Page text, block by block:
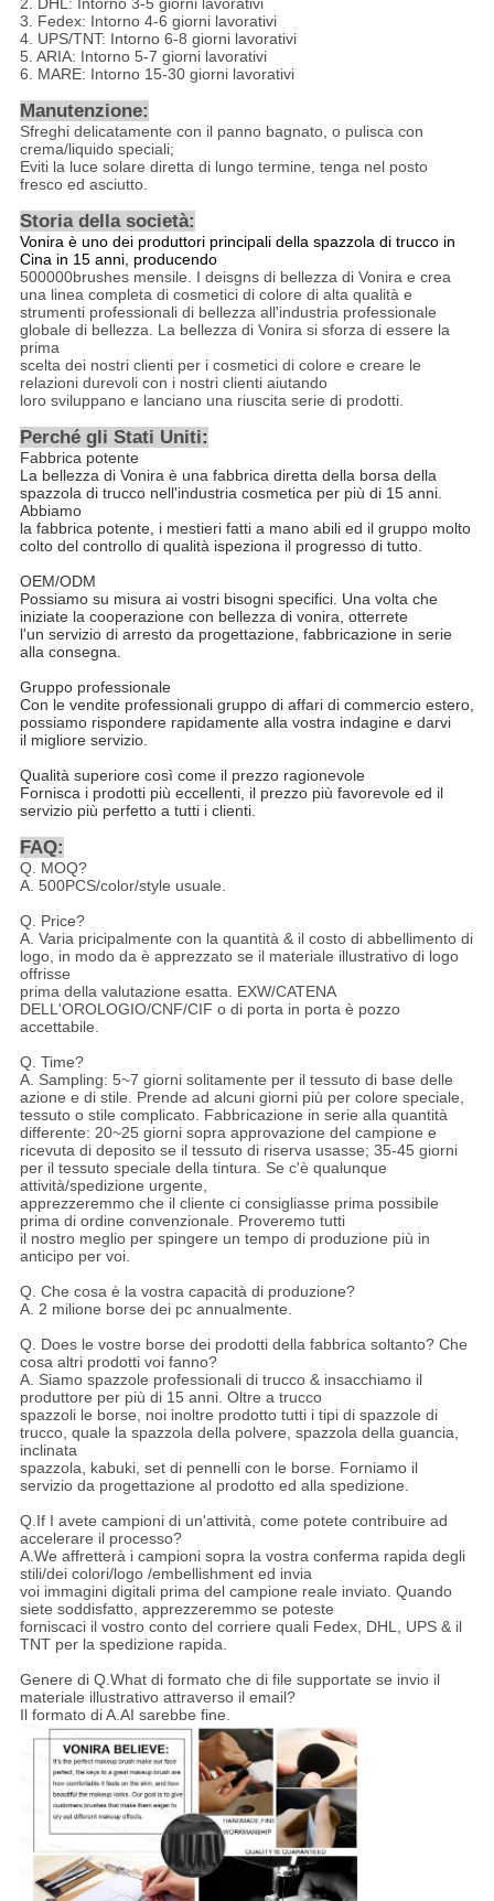
3. Fedex: Intorno 4-6 giorni lavorativi
4. UPS/TNT: Intorno 6-8 giorni lavorativi
5. ARIA: Intorno 5-7 giorni lavorativi
6. MARE: Intorno 15-30 giorni lavorativi
Manutenzione:
Sfreghi delicatamente con il panno bagnato, o pulisca con
crema/liquido speciali;
Eviti la luce solare diretta di lungo termine, tenga nel posto
fresco ed asciutto.
Storia della società:
Vonira è uno dei produttori principali della spazzola di trucco in
Cina in 15 anni, producendo
500000brushes mensile. I deisgns di bellezza di Vonira e crea
una linea completa di cosmetici di colore di alta qualità e
strumenti professionali di bellezza all'industria professionale
globale di bellezza. La bellezza di Vonira si sforza di essere la
prima
scelta dei nostri clienti per i cosmetici di colore e creare le
relazioni durevoli con i nostri clienti aiutando
loro sviluppano e lanciano una riuscita serie di prodotti.
Perché gli Stati Uniti:
Fabbrica potente
La bellezza di Vonira è una fabbrica diretta della borsa della
spazzola di trucco nell'industria cosmetica per più di 15 anni.
Abbiamo
la fabbrica potente, i mestieri fatti a mano abili ed il gruppo molto
colto del controllo di qualità ispeziona il progresso di tutto.
OEM/ODM
Possiamo su misura ai vostri bisogni specifici. Una volta che
iniziate la cooperazione con bellezza di vonira, otterrete
l'un servizio di arresto da progettazione, fabbricazione in serie
alla consegna.
Gruppo professionale
Con le vendite professionali gruppo di affari di commercio estero,
possiamo rispondere rapidamente alla vostra indagine e darvi
il migliore servizio.
Qualità superiore così come il prezzo ragionevole
Fornisca i prodotti più eccellenti, il prezzo più favorevole ed il
servizio più perfetto a tutti i clienti.
FAQ:
Q. MOQ?
A. 500PCS/color/style usuale.
Q. Price?
A. Varia pricipalmente con la quantità & il costo di abbellimento di
logo, in modo da è apprezzato se il materiale illustrativo di logo
offrisse
prima della valutazione esatta. EXW/CATENA
DELL'OROLOGIO/CNF/CIF o di porta in porta è pozzo
accettabile.
Q. Time?
A. Sampling: 5~7 giorni solitamente per il tessuto di base delle
azione e di stile. Prende ad alcuni giorni più per colore speciale,
tessuto o stile complicato. Fabbricazione in serie alla quantità
differente: 20~25 giorni sopra approvazione del campione e
ricevuta di deposito se il tessuto di riserva usasse; 35-45 giorni
per il tessuto speciale della tintura. Se c'è qualunque
attività/spedizione urgente,
apprezzeremmo che il cliente ci consigliasse prima possibile
prima di ordine convenzionale. Proveremo tutti
il nostro meglio per spingere un tempo di produzione più in
anticipo per voi.
Q. Che cosa è la vostra capacità di produzione?
A. 2 milione borse dei pc annualmente.
Q. Does le vostre borse dei prodotti della fabbrica soltanto? Che
cosa altri prodotti voi fanno?
A. Siamo spazzole professionali di trucco & insacchiamo il
produttore per più di 15 anni. Oltre a trucco
spazzoli le borse, noi inoltre prodotto tutti i tipi di spazzole di
trucco, quale la spazzola della polvere, spazzola della guancia,
inclinata
spazzola, kabuki, set di pennelli con le borse. Forniamo il
servizio da progettazione al prodotto ed alla spedizione.
Q.If I avete campioni di un'attività, come potete contribuire ad
accelerare il processo?
A.We affretterà i campioni sopra la vostra conferma rapida degli
stili/dei colori/logo /embellishment ed invia
voi immagini digitali prima del campione reale inviato. Quando
siete soddisfatto, apprezzeremmo se poteste
forniscaci il vostro conto del corriere quali Fedex, DHL, UPS & il
TNT per la spedizione rapida.
Genere di Q.What di formato che di file supportate se invio il
materiale illustrativo attraverso il email?
Il formato di A.AI sarebbe fine.